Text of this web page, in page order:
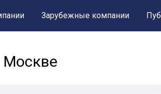
Зарубежные компании
Москве